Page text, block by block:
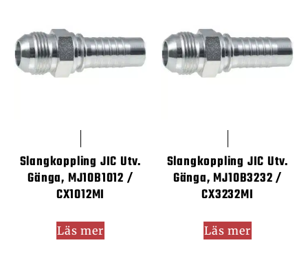
Slangkoppling JIC Utv.
Gänga, MJ10B1012 /
CX1012MI
Läs mer
Slangkoppling JIC Utv.
Gänga, MJ10B3232 /
CX3232MI
Läs mer